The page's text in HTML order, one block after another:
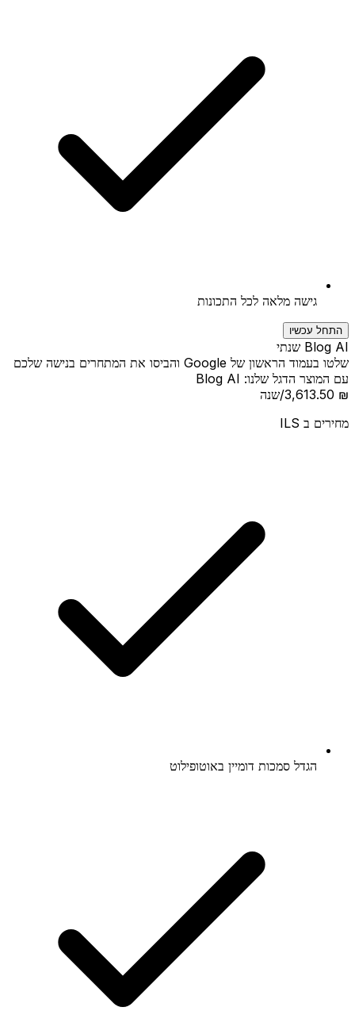
גישה מלאה לכל התכונות
התחל עכשיו
Blog AI שנתי
שלטו בעמוד הראשון של Google והביסו את המתחרים בנישה שלכם
עם המוצר הדגל שלנו: Blog AI
₪ 3,613.50
/שנה
מחירים ב ILS
הגדל סמכות דומיין באוטופילוט